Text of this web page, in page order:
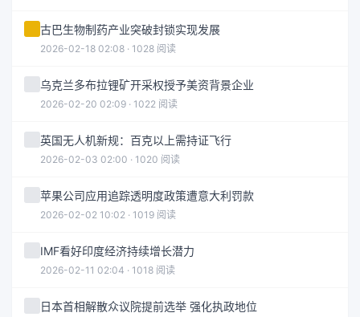
古巴生物制药产业突破封锁实现发展
2026-02-18 02:08 · 1028 阅读
乌克兰多布拉锂矿开采权授予美资背景企业
2026-02-20 02:09 · 1022 阅读
英国无人机新规：百克以上需持证飞行
2026-02-03 02:00 · 1020 阅读
苹果公司应用追踪透明度政策遭意大利罚款
2026-02-02 10:02 · 1019 阅读
IMF看好印度经济持续增长潜力
2026-02-11 02:04 · 1018 阅读
日本首相解散众议院提前选举 强化执政地位